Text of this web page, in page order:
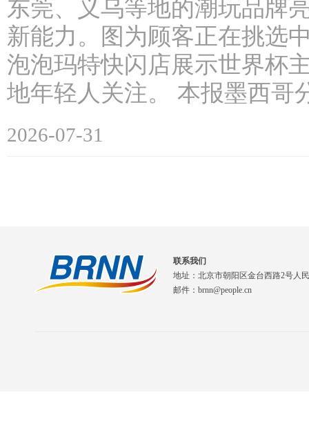
东莞、义乌等地的潮玩品牌
新能力。图为顾客正在挑选
泡泡玛特快闪店展示世界杯
地年轻人关注。 本报墨西哥
2026-07-31
联系我们
地址：北京市朝阳区金台西路2号人
邮件：brnn@people.cn